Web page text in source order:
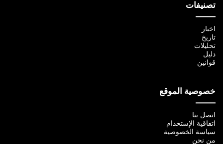
تصنيفات
اخبار
تاريخ
تحليلات
دليل
قوانين
خصوصية الموقع
اتصل بنا
اتفاقية الإستخدام
سياسة الخصوصية
من نحن